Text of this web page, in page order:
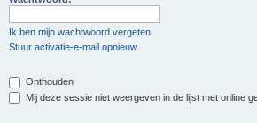
Ik ben mijn wachtwoord vergeten
Stuur activatie-e-mail opnieuw
Onthouden
Mij deze sessie niet weergeven in de lijst met online